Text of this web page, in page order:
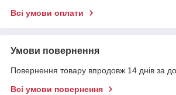
Всі умови оплати
Умови повернення
Повернення товару впродовж 14 днів за
Всі умови повернення